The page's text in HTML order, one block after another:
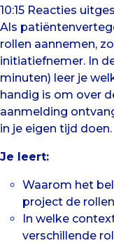
10:15 Reacties
Als
rollen aannemen,
initiatiefnemer. In
minuten) leer je
handig is om over
aanmelding
in je eigen tijd doen.
Je leert:
Waarom het
project de
In welke
verschillende